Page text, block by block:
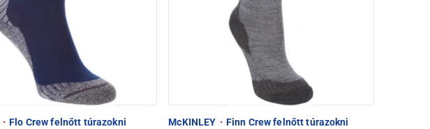
· Flo Crew felnőtt túrazokni
McKINLEY · Finn Crew felnőtt túrazokni